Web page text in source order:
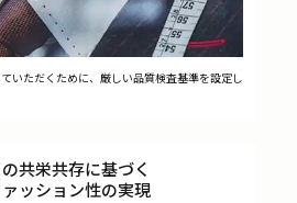
いただくために、厳しい品質検査基準を設定し
共栄共存に基づく
ッション性の実現